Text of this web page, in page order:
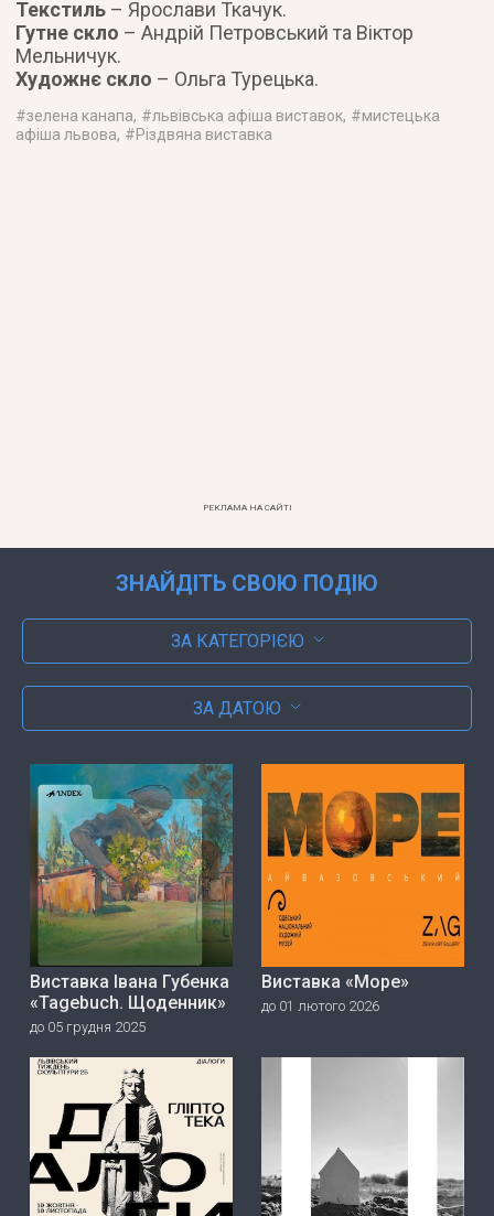
Текстиль – Ярослави Ткачук.
Гутне скло – Андрій Петровський та Віктор
Мельничук.
Художнє скло – Ольга Турецька.
#зелена канапа, #львівська афіша виставок, #мистецька
афіша львова, #Різдвяна виставка
РЕКЛАМА НА САЙТІ
ЗНАЙДІТЬ СВОЮ ПОДІЮ
ЗА КАТЕГОРІЄЮ
ЗА ДАТОЮ
Виставка Івана Губенка
«Tagebuch. Щоденник»
до 05 грудня 2025
Виставка «Море»
до 01 лютого 2026